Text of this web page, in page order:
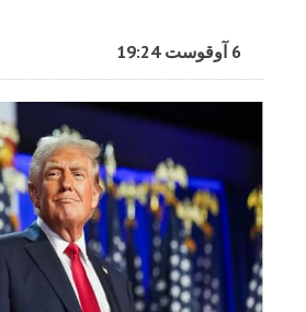
6 آوقوست 19:24